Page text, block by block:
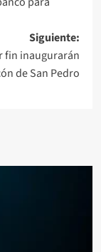
Siguiente:
fin inaugurarán
de San Pedro